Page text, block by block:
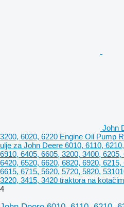
John
3200, 6020, 6220 Engine Oil Pump
ulje za John Deere 6010, 6110,
6910, 6405, 6605, 3200, 3400,
6420, 6520, 6620, 6820, 6920,
6615, 6715, 5620, 5720, 5820,
3220, 3415, 3420 traktora na
4